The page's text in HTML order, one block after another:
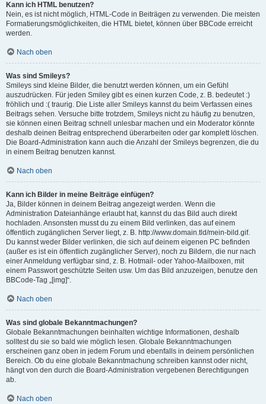
Kann ich HTML benutzen?
Nein, es ist nicht möglich, HTML-Code in Beiträgen zu verwenden. Die meisten
Formatierungsmöglichkeiten, die HTML bietet, können über BBCode erreicht
werden.
Nach oben
Was sind Smileys?
Smileys sind kleine Bilder, die benutzt werden können, um ein Gefühl
auszudrücken. Für jeden Smiley gibt es einen kurzen Code, z. B. bedeutet :)
fröhlich und :( traurig. Die Liste aller Smileys kannst du beim Verfassen eines
Beitrags sehen. Versuche bitte trotzdem, Smileys nicht zu häufig zu benutzen,
sie können einen Beitrag schnell unlesbar machen und ein Moderator könnte
deshalb deinen Beitrag entsprechend überarbeiten oder gar komplett löschen.
Die Board-Administration kann auch die Anzahl der Smileys begrenzen, die du
in einem Beitrag benutzen kannst.
Nach oben
Kann ich Bilder in meine Beiträge einfügen?
Ja, Bilder können in deinem Beitrag angezeigt werden. Wenn die
Administration Dateianhänge erlaubt hat, kannst du das Bild auch direkt
hochladen. Ansonsten musst du zu einem Bild verlinken, das auf einem
öffentlich zugänglichen Server liegt, z. B. http://www.domain.tld/mein-bild.gif.
Du kannst weder Bilder verlinken, die sich auf deinem eigenen PC befinden
(außer es ist ein öffentlich zugänglicher Server), noch zu Bildern, die nur nach
einer Anmeldung verfügbar sind, z. B. Hotmail- oder Yahoo-Mailboxen, mit
einem Passwort geschützte Seiten usw. Um das Bild anzuzeigen, benutze den
BBCode-Tag „[img]“.
Nach oben
Was sind globale Bekanntmachungen?
Globale Bekanntmachungen beinhalten wichtige Informationen, deshalb
solltest du sie so bald wie möglich lesen. Globale Bekanntmachungen
erscheinen ganz oben in jedem Forum und ebenfalls in deinem persönlichen
Bereich. Ob du eine globale Bekanntmachung schreiben kannst oder nicht,
hängt von den durch die Board-Administration vergebenen Berechtigungen
ab.
Nach oben